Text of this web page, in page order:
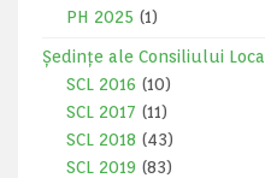
PH 2025 (1)
Ședințe ale Consiliului Local
SCL 2016 (10)
SCL 2017 (11)
SCL 2018 (43)
SCL 2019 (83)